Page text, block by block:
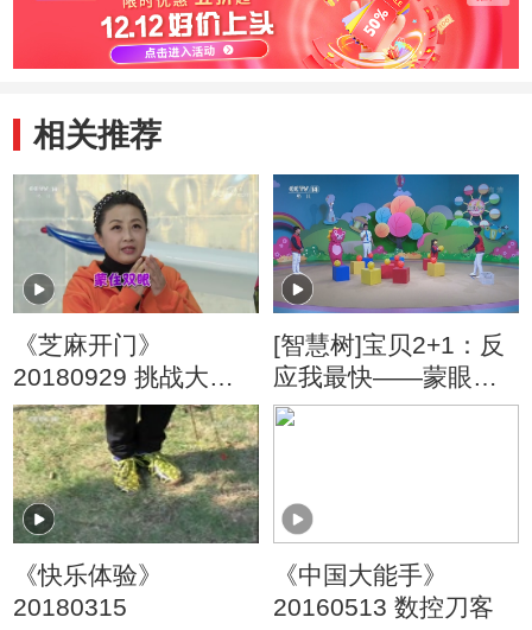
相关推荐
《芝麻开门》
20180929 挑战大现
场
[智慧树]宝贝2+1：反
应我最快——蒙眼摸
球
《快乐体验》
20180315
《中国大能手》
20160513 数控刀客